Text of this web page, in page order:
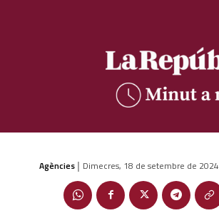
Agències | Dimecres, 18 de setembre de 2024